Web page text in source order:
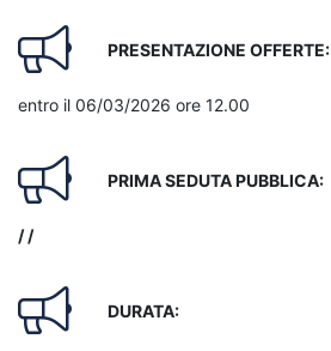
PRESENTAZIONE OFFERTE:
entro il 06/03/2026 ore 12.00
PRIMA SEDUTA PUBBLICA:
/ /
DURATA: